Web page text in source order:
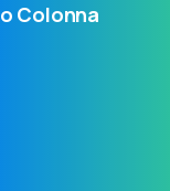
Colonna